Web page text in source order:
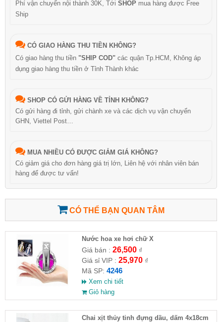
Phí vận chuyển nội thành 30K, Tới SHOP mua hàng được Free
Ship
CÓ GIAO HÀNG THU TIỀN KHÔNG?
Có giao hàng thu tiền "SHIP COD" các quận Tp.HCM, Không áp
dụng giao hàng thu tiền ở Tỉnh Thành khác
SHOP CÓ GỬI HÀNG VỀ TỈNH KHÔNG?
Có gửi hàng đi tỉnh, gửi chành xe và các dịch vụ vận chuyển
GHN, Viettel Post…
MUA NHIỀU CÓ ĐƯỢC GIẢM GIÁ KHÔNG?
Có giảm giá cho đơn hàng giá trị lớn, Liên hệ với nhân viên bán
hàng để được tư vấn!
CÓ THỂ BẠN QUAN TÂM
Nước hoa xe hơi chữ X
Giá bán : 26,500₫
Giá sỉ VIP : 25,970₫
Mã SP: 4246
Xem chi tiết
Giỏ hàng
Chai xịt thủy tinh đựng dầu, dấm 4x18cm